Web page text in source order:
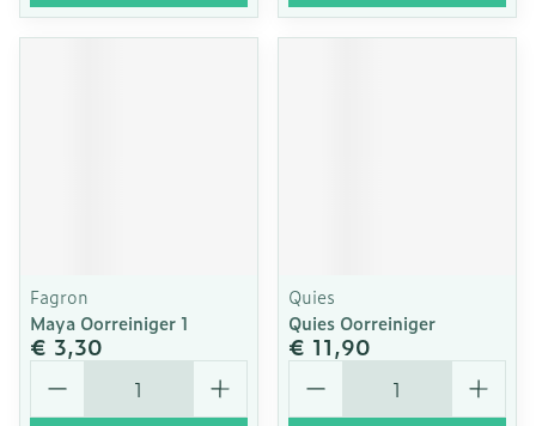
Fagron
Maya Oorreiniger 1
€ 3,30
Aantal
Quies
Quies Oorreiniger
€ 11,90
Aantal